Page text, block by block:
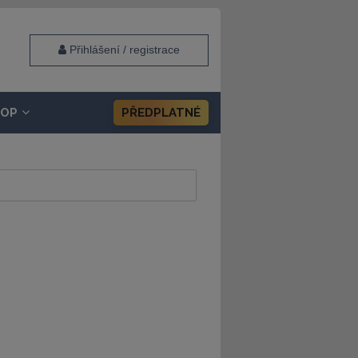
Přihlášení / registrace
PŘEDPLATNÉ